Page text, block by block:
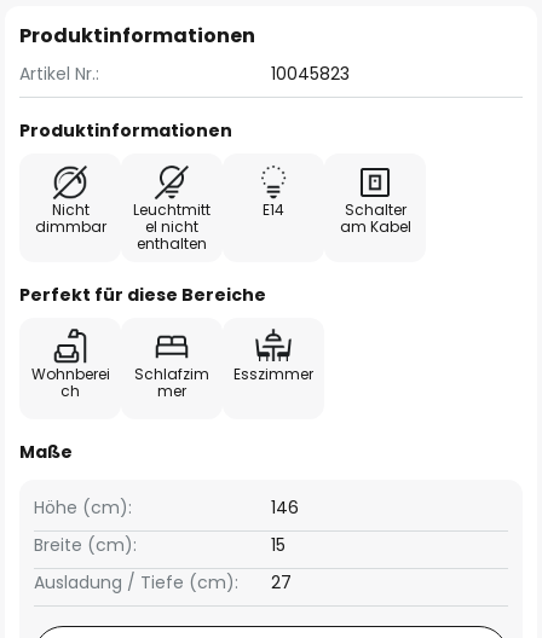
Produktinformationen
Artikel Nr.: 10045823
Produktinformationen
Nicht
dimmbar
Leuchtmitt
el nicht
enthalten
E14
Schalter
am Kabel
Perfekt für diese Bereiche
Wohnberei
ch
Schlafzim
mer
Esszimmer
Maße
Breite (cm): 15
Höhe (cm): 146
Ausladung / Tiefe (cm): 27